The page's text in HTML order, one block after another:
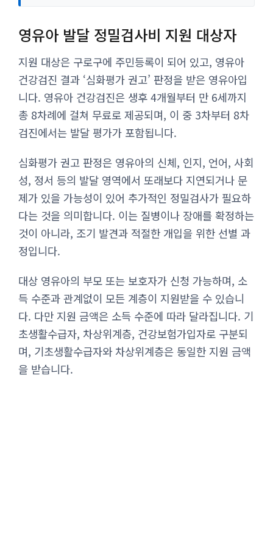
영유아 발달 정밀검사비 지원 대상자
지원 대상은 구로구에 주민등록이 되어 있고, 영유아
건강검진 결과 ‘심화평가 권고’ 판정을 받은 영유아입
니다. 영유아 건강검진은 생후 4개월부터 만 6세까지
총 8차례에 걸쳐 무료로 제공되며, 이 중 3차부터 8차
검진에서는 발달 평가가 포함됩니다.
심화평가 권고 판정은 영유아의 신체, 인지, 언어, 사회
성, 정서 등의 발달 영역에서 또래보다 지연되거나 문
제가 있을 가능성이 있어 추가적인 정밀검사가 필요하
다는 것을 의미합니다. 이는 질병이나 장애를 확정하는
것이 아니라, 조기 발견과 적절한 개입을 위한 선별 과
정입니다.
대상 영유아의 부모 또는 보호자가 신청 가능하며, 소
득 수준과 관계없이 모든 계층이 지원받을 수 있습니
다. 다만 지원 금액은 소득 수준에 따라 달라집니다. 기
초생활수급자, 차상위계층, 건강보험가입자로 구분되
며, 기초생활수급자와 차상위계층은 동일한 지원 금액
을 받습니다.